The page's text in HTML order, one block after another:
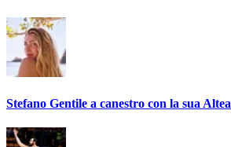
Stefano Gentile a canestro con la sua Altea